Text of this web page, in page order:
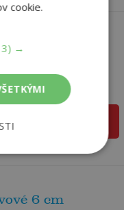
6cm so
pridať do košíka
6 cm
cookie.
→